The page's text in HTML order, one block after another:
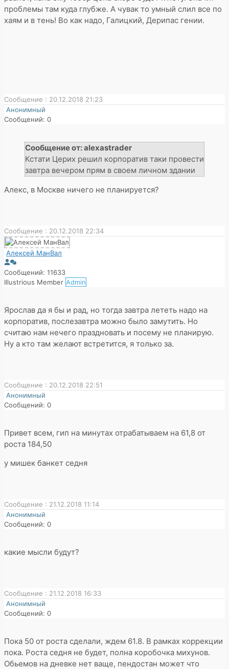
проблемы там куда глубже. А чувак то умный слил все по
хаям и в тень! Во как надо, Галицкий, Дерипас гении.
Сообщение : 20.12.2018 21:23
Анонимный
Сообщений: 0
Сообщение от: alexastrader
Кстати Церих решил корпоратив таки провести
завтра вечером прям в своем личном здании
Алекс, в Москве ничего не планируется?
Сообщение : 20.12.2018 22:34
Алексей МанВал
Сообщений: 11633
Illustrious Member Admin
Ярослав да я бы и рад, но тогда завтра лететь надо на
корпоратив, послезавтра можно было замутить. Но
считаю нам нечего праздновать и посему не планирую.
Ну а кто там желают встретится, я только за.
Сообщение : 20.12.2018 22:51
Анонимный
Сообщений: 0
Привет всем, гип на минутах отрабатываем на 61,8 от
роста 184,50
у мишек банкет седня
Сообщение : 21.12.2018 11:14
Анонимный
Сообщений: 0
какие мысли будут?
Сообщение : 21.12.2018 16:33
Анонимный
Сообщений: 0
Пока 50 от роста сделали, ждем 61.8. В рамках коррекции
пока. Роста седня не будет, полна коробочка михунов.
Обьемов на дневке нет ваще, пендостан может что